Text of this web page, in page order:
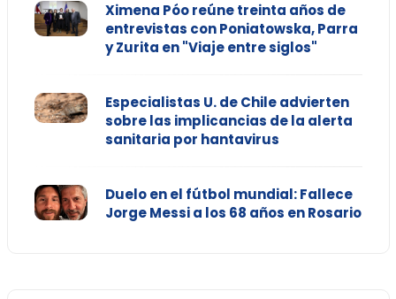
Ximena Póo reúne treinta años de
entrevistas con Poniatowska, Parra
y Zurita en "Viaje entre siglos"
Especialistas U. de Chile advierten
sobre las implicancias de la alerta
sanitaria por hantavirus
Duelo en el fútbol mundial: Fallece
Jorge Messi a los 68 años en Rosario